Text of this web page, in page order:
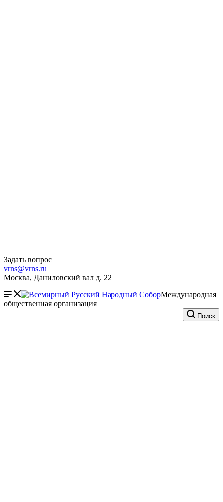
Задать вопрос
vrns@vrns.ru
Москва, Даниловский вал д. 22
Международная
общественная организация
Поиск